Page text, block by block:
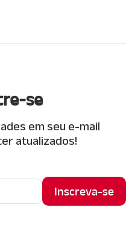
se
em seu e-mail
atualizados!